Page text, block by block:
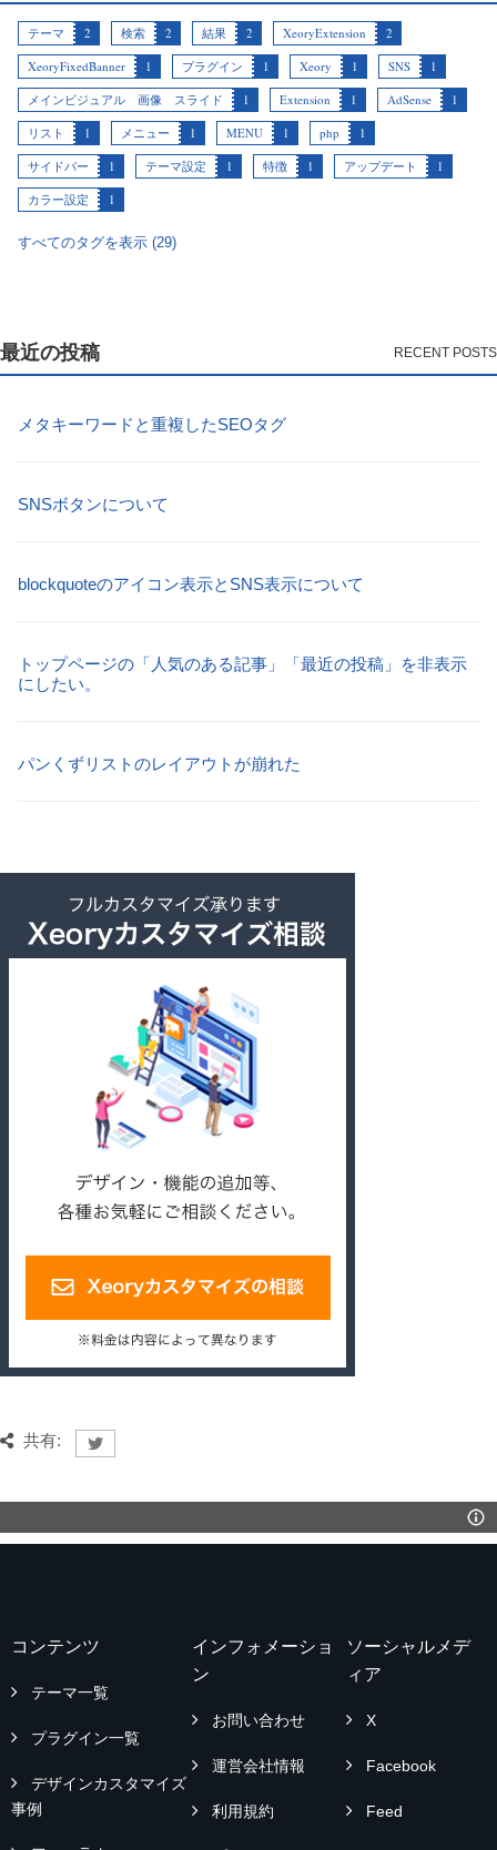
テーマ 2 検索 2 結果 2 XeoryExtension
2
XeoryFixedBanner
1 プラグイン 1 Xeory 1 SNS
1
メインビジュアル 画像 スライド
1 Extension 1 AdSense
1
リスト
1 メニュー 1 MENU 1 php
1
サイドバー
1 テーマ設定 1 特徴 1 アップデート
1
カラー設定
1
すべてのタグを表示 (29)
最近の投稿
メタキーワードと重複したSEOタグ
SNSボタンについて
blockquoteのアイコン表示とSNS表示について
トップページの「人気のある記事」「最近の投稿」を非表示
にしたい。
パンくずリストのレイアウトが崩れた
共有:
コンテンツ
テーマ一覧
プラグイン一覧
デザインカスタマイズ
事例
インフォメーショ
ン
お問い合わせ
運営会社情報
利用規約
ソーシャルメデ
ィア
X
Facebook
Feed